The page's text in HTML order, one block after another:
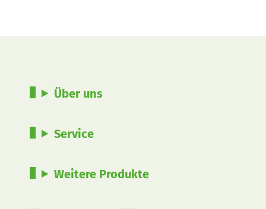
Über uns
Service
Weitere Produkte